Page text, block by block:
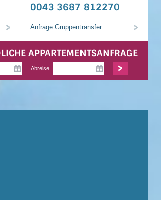
0043 3687 812270
Anfrage Gruppentransfer
APPARTEMENTSANFRAGE
Abreise